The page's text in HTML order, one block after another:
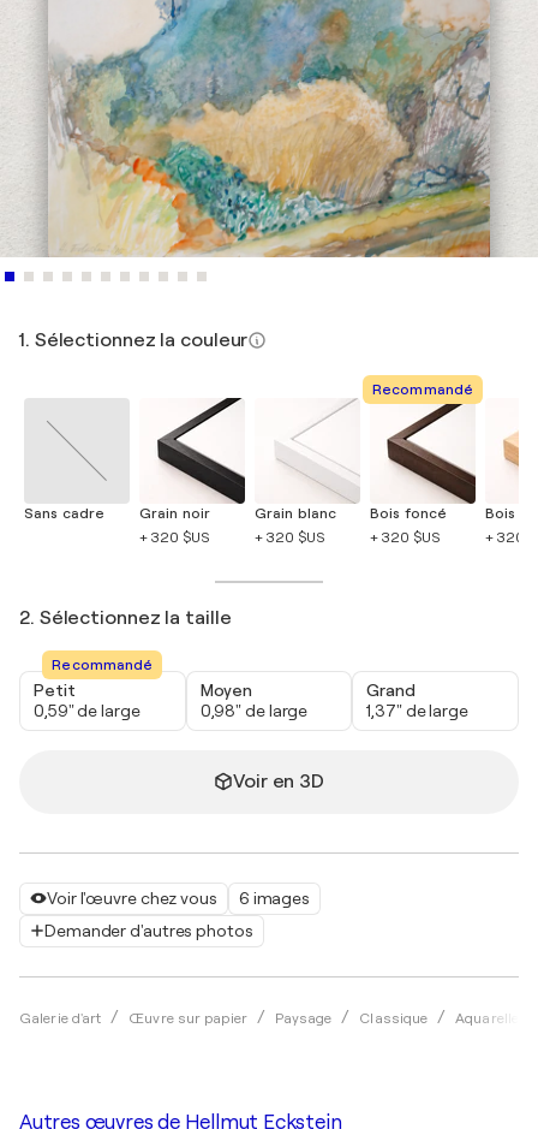
Voir l'œuvre chez vous
6 images
Demander d'autres photos
Galerie d'art Œuvre sur papier Paysage Classique Aquarelle
1. Sélectionnez la couleur
Sans cadre
Grain noir
+ 320 $US
Grain blanc
+ 320 $US
Recommandé
Bois foncé
+ 320 $US
Bois
+ 320
2. Sélectionnez la taille
Recommandé
Petit
0,59" de large
Moyen
0,98" de large
Grand
1,37" de large
Voir en 3D
Autres œuvres de Hellmut Eckstein